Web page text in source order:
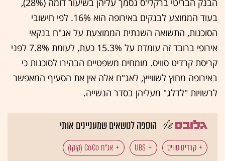
הבנק הבריטי ברקלי'ס נסמך עליהן בשיעור דומה (28%),
בעוד הממוצע לבנקים באירופה הוא 16%. לפי חישובי
הסוכנות, התשואה השנתית הממוצעת על אג"ח בנקאי
אירופי ברובד זה עומדת על 15.3% כעת, לעומת 7.8% לפני
קריסת קרדיט סוויס. מומחים משפטיים הבהירו לסוכנות כי
באירופה מחוץ לשווייץ, לאג"ח אלה אין את הסעיף המאפשר
לרשויות "לדלג" מעליהן בסדר הנשייה.
הוספה לנושאים שמעניינים אותי
קרדיט סוויס UBS אג"ח CoCo (קוקו)